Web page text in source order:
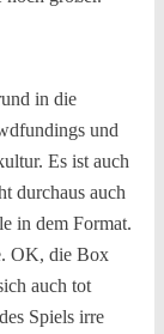
in die
und
Es ist auch
durchaus auch
in dem Format.
OK, die Box
auch tot
Spiels irre